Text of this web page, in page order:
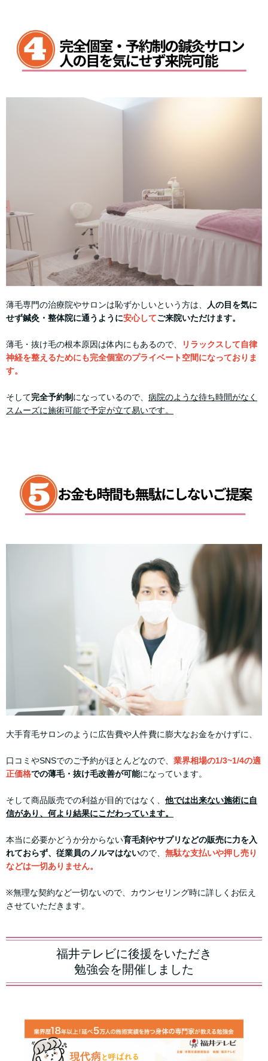
薄毛専門の治療院やサロンは恥ずかしいという方は、
人の目を気に
せず鍼灸・整体院に通うように安心してご来院いただけます。
薄毛・抜け毛の根本原因は体内にもあるので、
リラックスして自律
神経を整えるためにも完全個室のプライベート空間になっておりま
す。
そして完全予約制 になっているので、 病院のような待ち時間がなく
スムーズに施術可能で予定が立て易いです。
大手育毛サロンのように広告費や人件費に膨大なお金をかけずに、
口コミやSNSでのご予約がほとんどなので、 業界相場の1/3~1/4の適
正価格での薄毛・抜け毛改善が可能になっています。
そして商品販売での利益が目的ではなく、 他では出来ない施術に自
信があり、何より結果にこだわっています。
本当に必要かどうか分からない育毛剤やサプリなどの販売に力を入
れておらず、従業員のノルマはないので、 無駄な支払いや押し売り
などは一切ありません。
※無理な契約など一切ないので、カウンセリング時に詳しくお伝え
させていただきます。
福井テレビに後援をいただき
勉強会を開催しました